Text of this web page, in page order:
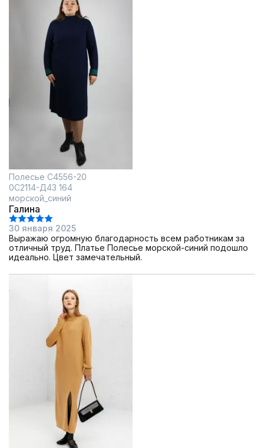
Полесье С4556-20
0С2114-Д43 164
морской_синий
Галина
30 января 2025
Выражаю огромную благодарность всем работникам за
отличный труд. Платье Полесье морской-синий подошло
идеально. Цвет замечательный.